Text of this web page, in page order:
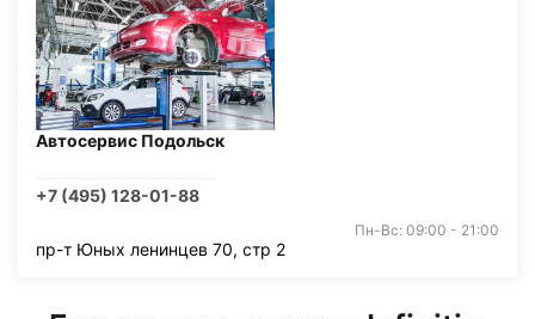
Автосервис Подольск
+7 (495) 128-01-88
Пн-Вс: 09:00 - 21:00
пр-т Юных ленинцев 70, стр 2